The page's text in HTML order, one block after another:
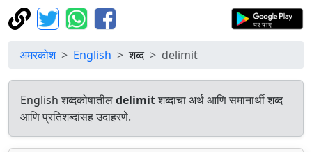
अमरकोश English शब्द delimit
English शब्दकोषातीलdelimitशब्दाचा अर्थ आणि समानार्थी शब्द
आणि प्रतिशब्दांसह उदाहरणे.